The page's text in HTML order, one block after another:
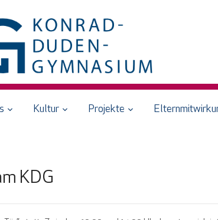
Kultur Projekte
KDG